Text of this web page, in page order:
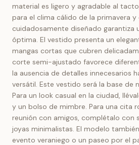
material es ligero y agradable al
para el clima cálido de la primavera y
cuidadosamente diseñado garantiza
óptima. El vestido presenta un
mangas cortas que cubren
corte semi-ajustado favorece
la ausencia de detalles innecesarios
versátil. Este vestido será la base de
Para un look casual en la ciudad,
y un bolso de mimbre. Para una cita
reunión con amigos, complétalo con
joyas minimalistas. El modelo
evento veraniego o un paseo por el